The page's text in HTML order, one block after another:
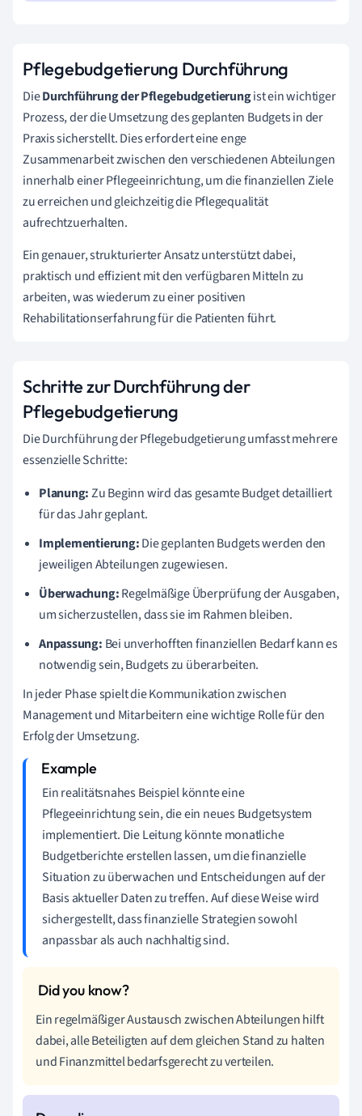
Pflegebudgetierung Durchführung
DieDurchführung der Pflegebudgetierungist ein wichtiger
Prozess, der die Umsetzung des geplanten Budgets in der
Praxis sicherstellt. Dies erfordert eine enge
Zusammenarbeit zwischen den verschiedenen Abteilungen
innerhalb einer Pflegeeinrichtung, um die finanziellen Ziele
zu erreichen und gleichzeitig die Pflegequalität
aufrechtzuerhalten.
Ein genauer, strukturierter Ansatz unterstützt dabei,
praktisch und effizient mit den verfügbaren Mitteln zu
arbeiten, was wiederum zu einer positiven
Rehabilitationserfahrung für die Patienten führt.
Schritte zur Durchführung der
Pflegebudgetierung
Die Durchführung der Pflegebudgetierung umfasst mehrere
essenzielle Schritte:
Planung:Zu Beginn wird das gesamte Budget detailliert
für das Jahr geplant.
Implementierung:Die geplanten Budgets werden den
jeweiligen Abteilungen zugewiesen.
Überwachung:Regelmäßige Überprüfung der Ausgaben,
um sicherzustellen, dass sie im Rahmen bleiben.
Anpassung: Bei unverhofften finanziellen Bedarf kann es
notwendig sein, Budgets zu überarbeiten.
In jeder Phase spielt die Kommunikation zwischen
Management und Mitarbeitern eine wichtige Rolle für den
Erfolg der Umsetzung.
Ein realitätsnahes Beispiel könnte eine
Pflegeeinrichtung sein, die ein neues Budgetsystem
implementiert. Die Leitung könnte monatliche
Budgetberichte erstellen lassen, um die finanzielle
Situation zu überwachen und Entscheidungen auf der
Basis aktueller Daten zu treffen. Auf diese Weise wird
sichergestellt, dass finanzielle Strategien sowohl
anpassbar als auch nachhaltig sind.
Ein regelmäßiger Austausch zwischen Abteilungen hilft
dabei, alle Beteiligten auf dem gleichen Stand zu halten
und Finanzmittel bedarfsgerecht zu verteilen.